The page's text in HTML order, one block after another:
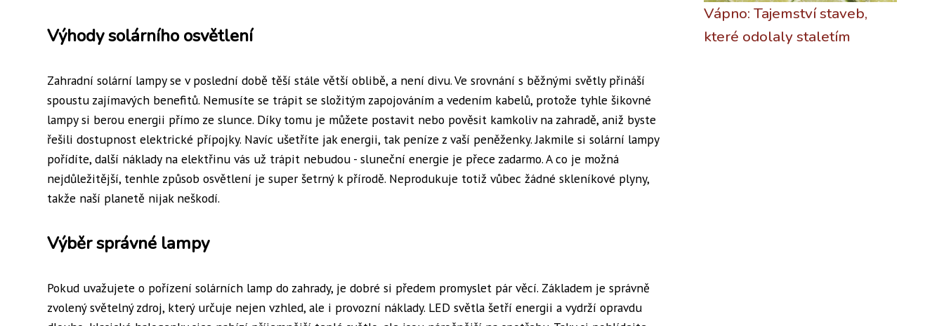
Výhody solárního osvětlení
Zahradní solární lampy se v poslední době těší stále větší oblibě, a není divu. Ve srovnání s běžnými světly přináší
spoustu zajímavých benefitů. Nemusíte se trápit se složitým zapojováním a vedením kabelů, protože tyhle šikovné
lampy si berou energii přímo ze slunce. Díky tomu je můžete postavit nebo pověsit kamkoliv na zahradě, aniž byste
řešili dostupnost elektrické přípojky. Navíc ušetříte jak energii, tak peníze z vaší peněženky. Jakmile si solární lampy
pořídíte, další náklady na elektřinu vás už trápit nebudou - sluneční energie je přece zadarmo. A co je možná
nejdůležitější, tenhle způsob osvětlení je super šetrný k přírodě. Neprodukuje totiž vůbec žádné skleníkové plyny,
takže naší planetě nijak neškodí.
Výběr správné lampy
Pokud uvažujete o pořízení solárních lamp do zahrady, je dobré si předem promyslet pár věcí. Základem je správně
zvolený světelný zdroj, který určuje nejen vzhled, ale i provozní náklady. LED světla šetří energii a vydrží opravdu
Vápno: Tajemství staveb,
které odolaly staletím